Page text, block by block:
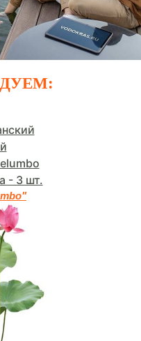
- 3 шт.